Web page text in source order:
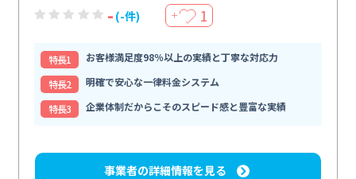
- (-件) ＋ 1
特⻑1
お客様満足度98％以上の実績と丁寧な対応力
特⻑2
明確で安心な一律料金システム
特⻑3
企業体制だからこそのスピード感と豊富な実績
事業者の詳細情報を見る